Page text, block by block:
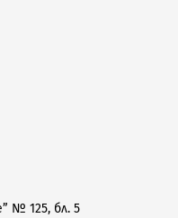
№ 125, бл. 5